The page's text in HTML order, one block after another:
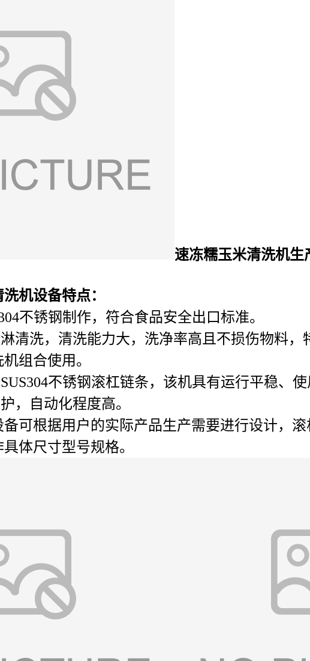
速冻糯玉米清洗机生
机设备特点：
不锈钢制作，符合食品安全出口标准。
清洗，清洗能力大，洗净率高且不损伤物料
组合使用。
不锈钢滚杠链条，该机具有运行平稳、
，自动化程度高。
可根据用户的实际产品生产需要进行设计，
体尺寸型号规格。